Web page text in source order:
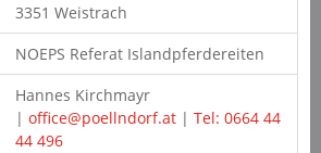
3351 Weistrach
NOEPS Referat Islandpferdereiten
Hannes Kirchmayr
| office@poellndorf.at| Tel: 0664 44
44 496